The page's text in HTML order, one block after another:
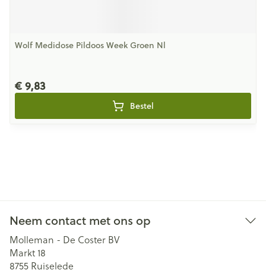
Wolf Medidose Pildoos Week Groen Nl
€ 9,83
Bestel
Neem contact met ons op
Molleman - De Coster BV
Markt 18
8755 Ruiselede